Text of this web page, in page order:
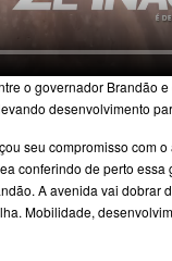
o governador Brandão
desenvolvimento
seu compromisso com
conferindo de perto
A avenida vai dobrar
Mobilidade,